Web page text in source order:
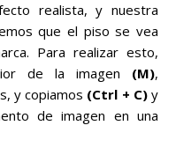
realista, y nuestra
que el piso se vea
Para realizar esto,
de la imagen (M),
y copiamos (Ctrl + C)y
de imagen en una